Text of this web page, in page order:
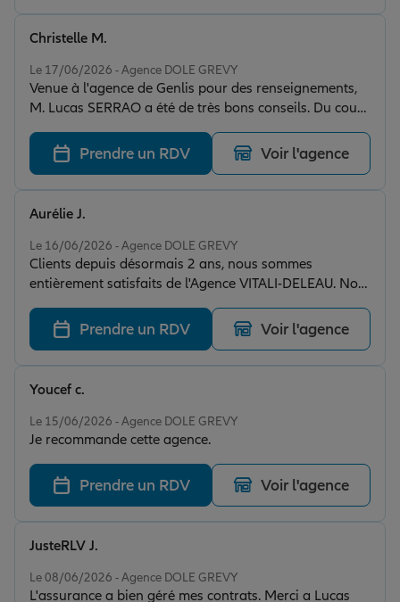
Le 17/06/2026 - Agence DOLE GREVY
Venue à l'agence de Genlis pour des renseignements,
M. Lucas SERRAO a été de très bons conseils. Du coup,
je suis nouvelle cliente. J'ai revu plusieurs contrats
avec Lucas. Je le félicite et le remercie pour son écoute,
son accueil et son professionnalisme.
Christelle M.
Prendre un RDV Voir l'agence
Le 16/06/2026 - Agence DOLE GREVY
Clients depuis désormais 2 ans, nous sommes
entièrement satisfaits de l'Agence VITALI-DELEAU. Nos
attentes ont été parfaitement entendues par MME
VITALI. Ils sont réactifs et disponibles. Merci
Aurélie J.
Prendre un RDV Voir l'agence
Le 15/06/2026 - Agence DOLE GREVY
Je recommande cette agence.
Youcef c.
Prendre un RDV Voir l'agence
Le 08/06/2026 - Agence DOLE GREVY
L'assurance a bien géré mes contrats. Merci a Lucas
JusteRLV J.